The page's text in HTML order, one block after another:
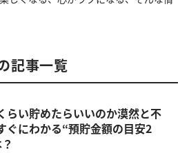
記事一覧
らい貯めたらいいのか漠然と不
にわかる“預貯金額の目安2